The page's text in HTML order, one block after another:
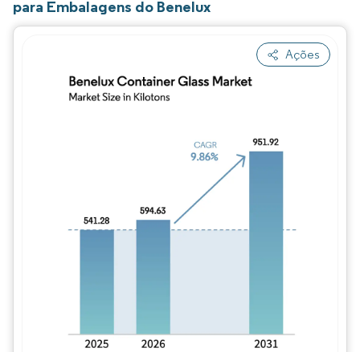
para Embalagens do Benelux
Ações
Imagem © Mordor Intelligence. O reuso